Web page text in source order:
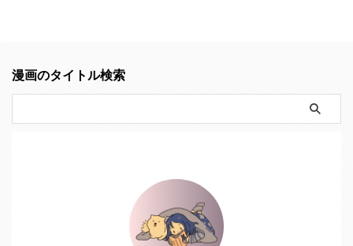
漫画のタイトル検索